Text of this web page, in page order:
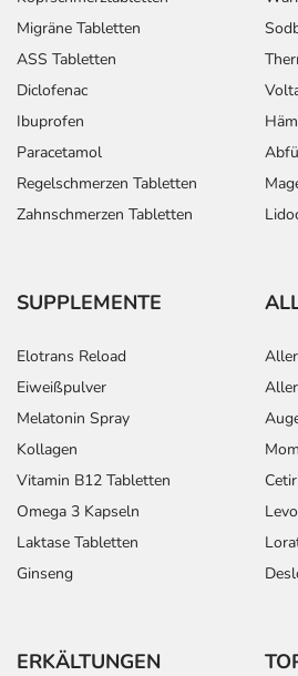
Migräne Tabletten
ASS Tabletten
Diclofenac
Ibuprofen
Paracetamol
Regelschmerzen Tabletten
Zahnschmerzen Tabletten
SUPPLEMENTE
Elotrans Reload
Eiweißpulver
Melatonin Spray
Kollagen
Vitamin B12 Tabletten
Omega 3 Kapseln
Laktase Tabletten
Ginseng
ERKÄLTUNGEN